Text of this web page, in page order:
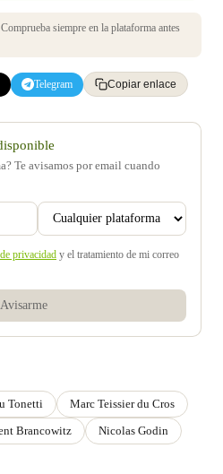
siempre en la plataforma antes
Telegram Copiar enlace
Te avisamos por email cuando
privacidad y el tratamiento de mi correo
Avisarme
Tonetti
Marc Teissier du Cros
Brancowitz Nicolas Godin